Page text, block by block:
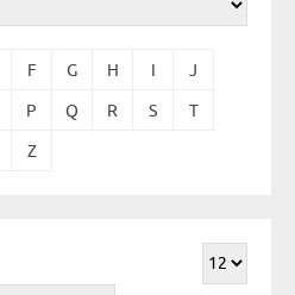
F G H I J
P Q R S T
Z